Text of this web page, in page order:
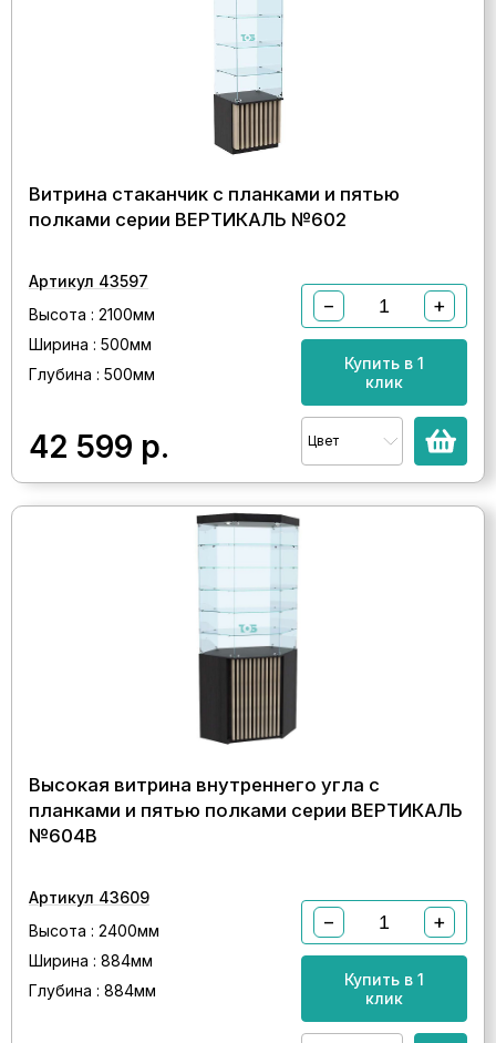
Витрина стаканчик с планками и пятью
полками серии ВЕРТИКАЛЬ №602
Артикул 43597
Высота : 2100мм
Ширина : 500мм
Глубина : 500мм
42 599 р.
− +
Купить в 1
клик
Цвет
Высокая витрина внутреннего угла с
планками и пятью полками серии ВЕРТИКАЛЬ
№604В
Артикул 43609
Высота : 2400мм
Ширина : 884мм
Глубина : 884мм
− +
Купить в 1
клик